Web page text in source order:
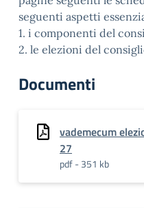
seguenti aspetti
1. i componenti del
2. le elezioni del
Documenti
vademecum
27
pdf - 351 kb